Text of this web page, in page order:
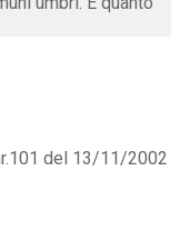
del 13/11/2002